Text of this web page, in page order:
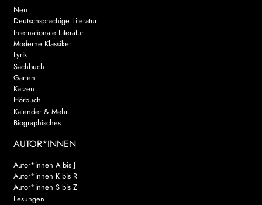
Neu
Deutschsprachige Literatur
Internationale Literatur
Moderne Klassiker
Lyrik
Sachbuch
Garten
Katzen
Hörbuch
Kalender & Mehr
Biographisches
AUTOR*INNEN
Autor*innen A bis J
Autor*innen K bis R
Autor*innen S bis Z
Lesungen